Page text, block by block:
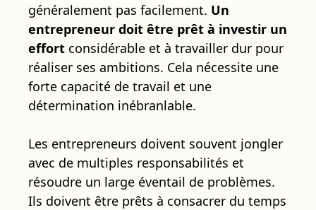
généralement pas facilement. Un
entrepreneur doit être prêt à investir un
effort considérable et à travailler dur pour
réaliser ses ambitions. Cela nécessite une
forte capacité de travail et une
détermination inébranlable.
Les entrepreneurs doivent souvent jongler
avec de multiples responsabilités et
résoudre un large éventail de problèmes.
Ils doivent être prêts à consacrer du temps